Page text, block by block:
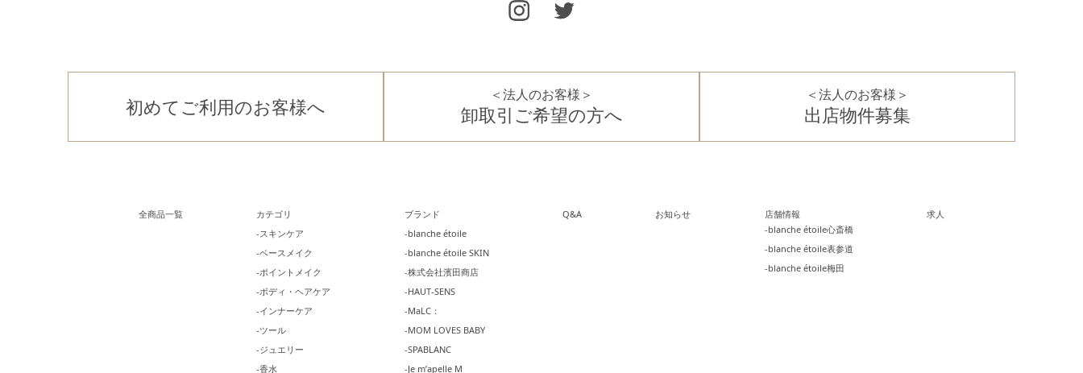
初めてご利用のお客様へ ＜法人のお客様＞
卸取引ご希望の方へ
＜法人のお客様＞
出店物件募集
全商品一覧
カテゴリ
-スキンケア
-ベースメイク
-ポイントメイク
-ボディ・ヘアケア
-インナーケア
-ツール
-ジュエリー
-香水
ブランド
-blanche étoile
-blanche étoile SKIN
-株式会社濱田商店
-HAUT-SENS
-MaLC：
-MOM LOVES BABY
-SPABLANC
-Je m’apelle M
Q&A お知らせ
店舗情報
-blanche étoile心斎橋
-blanche étoile表参道
-blanche étoile梅田
求人